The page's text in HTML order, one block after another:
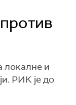
локалне и
РИК је до